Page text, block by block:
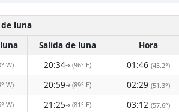
luna
Salida de luna Hora
W) 20:34↑(96° E) 01:46 (45.2°)
W) 20:59↑(89° E) 02:29 (51.3°)
W) 21:25↑(81° E) 03:12 (57.6°)